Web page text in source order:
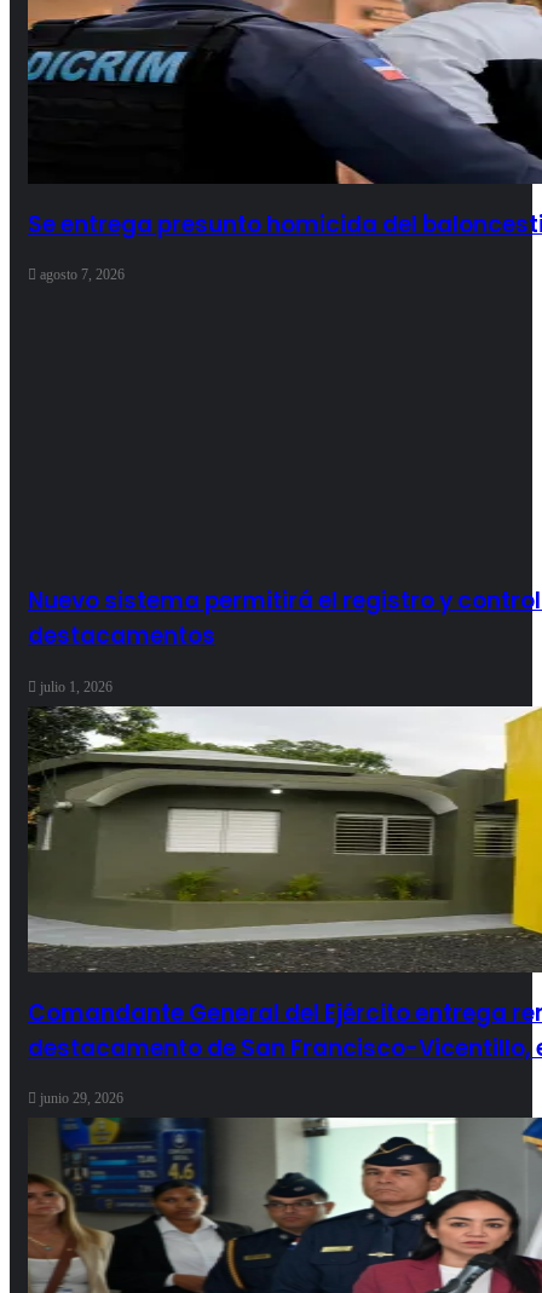
Se entrega presunto homicida del
agosto 7, 2026
Nuevo sistema permitirá el registro y
destacamentos
julio 1, 2026
Comandante General del Ejército entrega
destacamento de San Francisco-Vicentillo,
junio 29, 2026